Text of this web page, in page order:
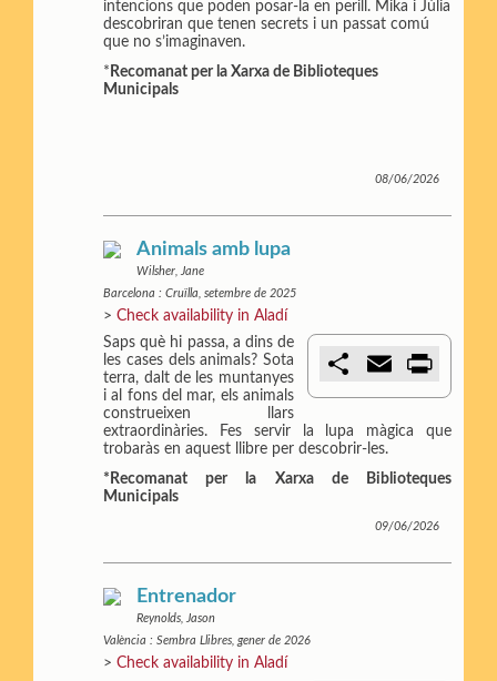
intencions que poden posar-la en perill. Mika i Júlia
descobriran que tenen secrets i un passat comú
que no s’imaginaven.
* Recomanat per la Xarxa de Biblioteques
Municipals
08/06/2026
Animals amb lupa
Wilsher, Jane
Barcelona : Cruïlla, setembre de 2025
>Check availability in Aladí
r
m
l
t
Saps què hi passa, a dins de
les cases dels animals? Sota
terra, dalt de les muntanyes
i al fons del mar, els animals
construeixen llars
extraordinàries. Fes servir la lupa màgica que
trobaràs en aquest llibre per descobrir-les.
*Recomanat per la Xarxa de Biblioteques
Municipals
09/06/2026
Entrenador
Reynolds, Jason
València : Sembra Llibres, gener de 2026
>Check availability in Aladí